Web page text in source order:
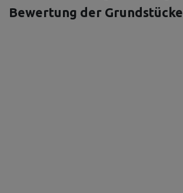
Bewertung der Grundstücke